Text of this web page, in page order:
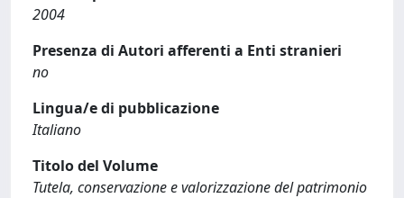
2004
Presenza di Autori afferenti a Enti stranieri
no
Lingua/e di pubblicazione
Italiano
Titolo del Volume
Tutela, conservazione e valorizzazione del patrimonio